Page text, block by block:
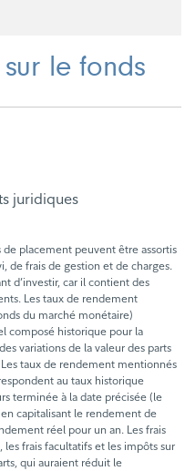
le fonds
juridiques
placement peuvent être assortis
de frais de gestion et de charges.
d’investir, car il contient des
Les taux de rendement
du marché monétaire)
composé historique pour la
variations de la valeur des parts
taux de rendement mentionnés
au taux historique
terminée à la date précisée (le
capitalisant le rendement de
réel pour un an. Les frais
frais facultatifs et les impôts sur
qui auraient réduit le